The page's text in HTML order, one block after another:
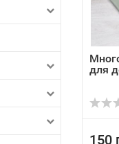
для
150